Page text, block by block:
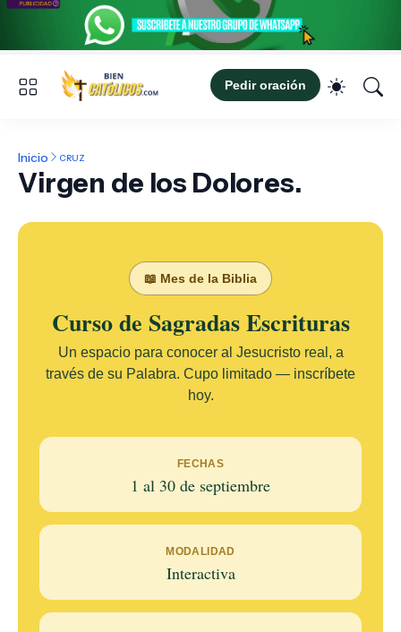
Pedir oración
Inicio CRUZ
Virgen de los Dolores.
📖 Mes de la Biblia
Curso de Sagradas Escrituras
Un espacio para conocer al Jesucristo real, a
través de su Palabra. Cupo limitado — inscríbete
hoy.
FECHAS
1 al 30 de septiembre
MODALIDAD
Interactiva